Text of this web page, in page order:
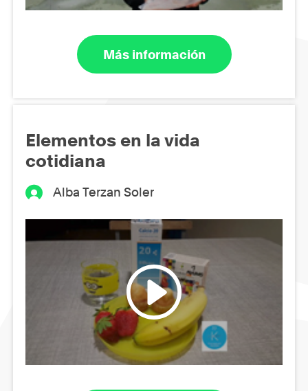
Más información
Elementos en la vida
cotidiana
Alba Terzan Soler